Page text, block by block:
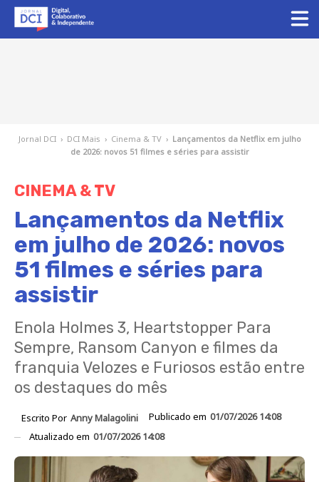
Jornal DCI › DCI Mais › Cinema & TV › Lançamentos da Netflix em julho
de 2026: novos 51 filmes e séries para assistir
CINEMA & TV
Lançamentos da Netflix
em julho de 2026: novos
51 filmes e séries para
assistir
Enola Holmes 3, Heartstopper Para
Sempre, Ransom Canyon e filmes da
franquia Velozes e Furiosos estão entre
os destaques do mês
Escrito Por Anny Malagolini Publicado em 01/07/2026 14:08
Atualizado em 01/07/2026 14:08